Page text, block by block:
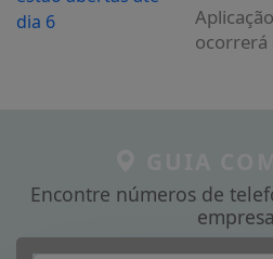
ocorrerá
Encontre números de